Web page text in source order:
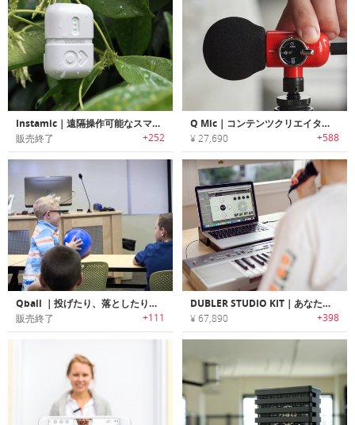
Instamic｜遠隔操作可能なスマート＆スモールな小型マイク「インスタミック」
販売終了 +252
Q Mic｜コンテンツクリエイターのためにデザインされたポータブル高性能マイク「Qマイク」
¥ 27,690 +588
Qball ｜投げたり、落としたり、転がしたり出来るボール型マイク「キューボール」
販売終了 +111
DUBLER STUDIO KIT｜あなたの声を音楽に変換するMIDIコントローラー「ダブルスタジオキット」
¥ 67,890 +398